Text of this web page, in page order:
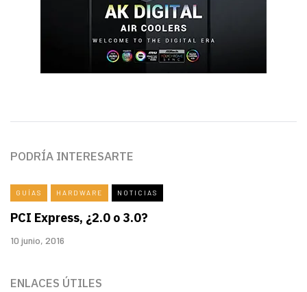
PODRÍA INTERESARTE
GUÍAS HARDWARE NOTICIAS
PCI Express, ¿2.0 o 3.0?
10 junio, 2016
ENLACES ÚTILES